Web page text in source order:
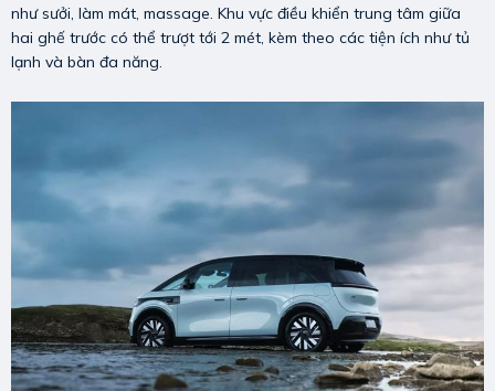
như sưởi, làm mát, massage. Khu vực điều khiển trung tâm giữa
hai ghế trước có thể trượt tới 2 mét, kèm theo các tiện ích như tủ
lạnh và bàn đa năng.